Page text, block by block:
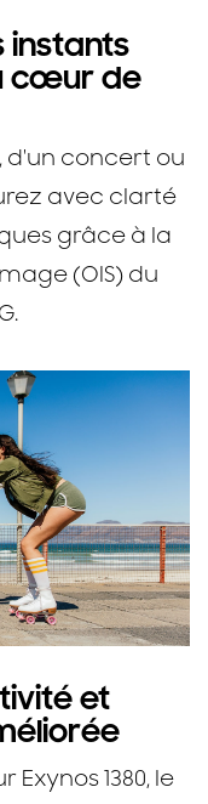
instants
cœur de
d'un concert ou
avec clarté
grâce à la
(OIS) du
et
1380, le